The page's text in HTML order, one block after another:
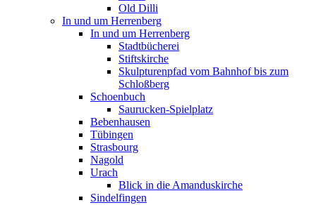
Old Dilli
In und um Herrenberg
In und um Herrenberg
Stadtbücherei
Stiftskirche
Skulpturenpfad vom Bahnhof bis zum
Schloßberg
Schoenbuch
Saurucken-Spielplatz
Bebenhausen
Tübingen
Strasbourg
Nagold
Urach
Blick in die Amanduskirche
Sindelfingen